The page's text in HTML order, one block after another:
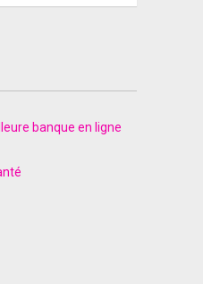
banque en ligne